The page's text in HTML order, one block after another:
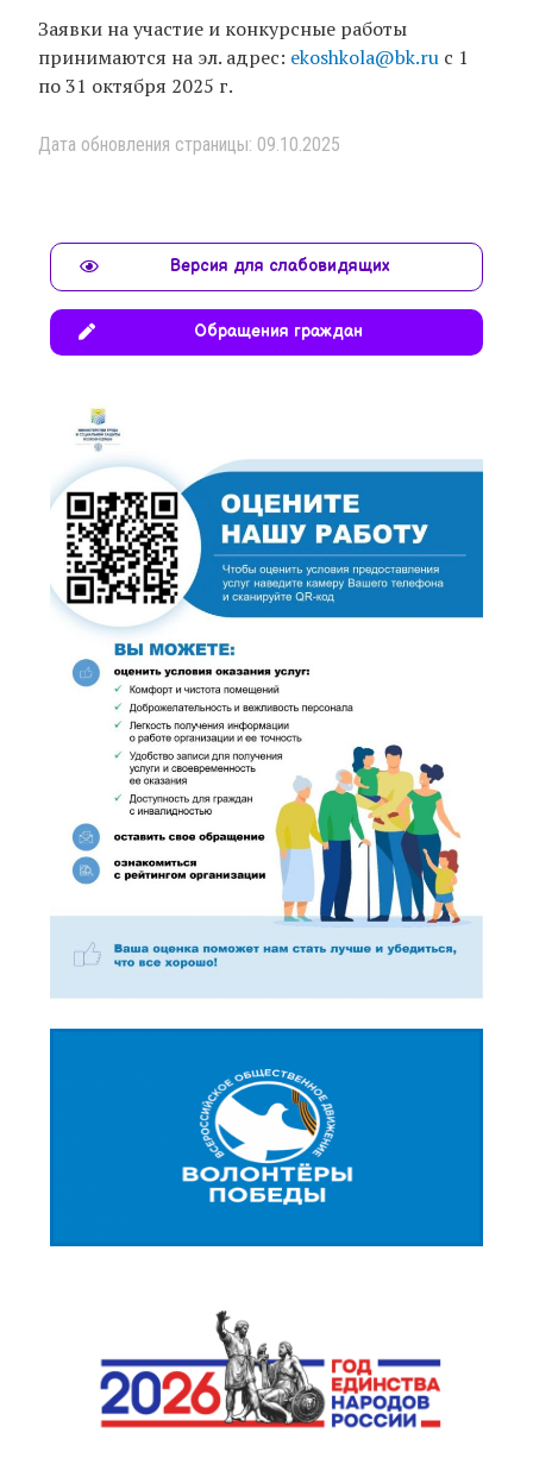
Заявки на участие и конкурсные работы
принимаются на эл. адрес: ekoshkola@bk.ru с 1
по 31 октября 2025 г.
Дата обновления страницы: 09.10.2025
Версия для слабовидящих
Обращения граждан